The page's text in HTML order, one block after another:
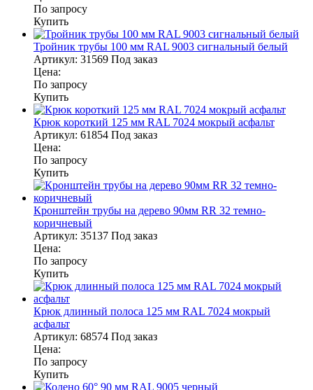
По запросу
Купить
Тройник трубы 100 мм RAL 9003 сигнальный белый
Артикул: 31569 Под заказ
Цена:
По запросу
Купить
Крюк короткий 125 мм RAL 7024 мокрый асфальт
Артикул: 61854 Под заказ
Цена:
По запросу
Купить
Кронштейн трубы на дерево 90мм RR 32 темно-
коричневый
Артикул: 35137 Под заказ
Цена:
По запросу
Купить
Крюк длинный полоса 125 мм RAL 7024 мокрый
асфальт
Артикул: 68574 Под заказ
Цена:
По запросу
Купить